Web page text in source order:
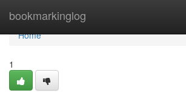
bookmarkinglog
Home
Home
1